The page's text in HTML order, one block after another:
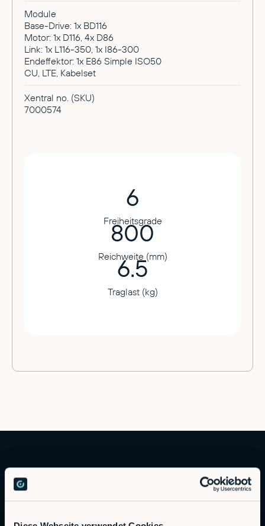
Module
Base-Drive: 1x BD116
Motor: 1x D116, 4x D86
Link: 1x L116-350, 1x I86-300
Endeffektor: 1x E86 Simple ISO50
CU, LTE, Kabelset
Xentral no. (SKU)
7000574
6
Freiheitsgrade
800
Reichweite (mm)
6.5
Traglast (kg)